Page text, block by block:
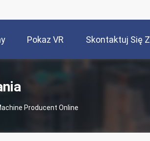
Pokaz VR Skontaktuj Się Z
Producent Online